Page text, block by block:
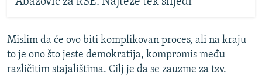
Mislim da će ovo biti komplikovan proces, ali na kraju
to je ono što jeste demokratija, kompromis među
različitim stajalištima. Cilj je da se zauzme za tzv.